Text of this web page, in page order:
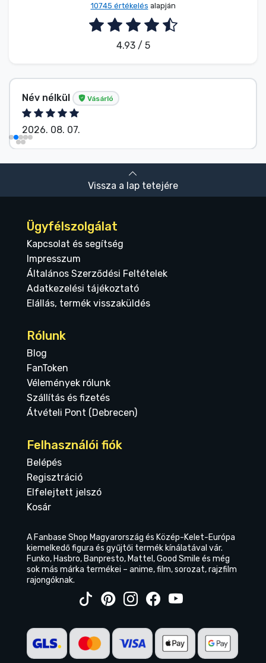
10745 értékelés alapján
4.93 / 5
Név nélkül Vásárló
2026. 08. 07.
Vissza a lap tetejére
Ügyfélszolgálat
Kapcsolat és segítség
Impresszum
Általános Szerződési Feltételek
Adatkezelési tájékoztató
Elállás, termék visszaküldés
Rólunk
Blog
FanToken
Vélemények rólunk
Szállítás és fizetés
Átvételi Pont (Debrecen)
Felhasználói fiók
Belépés
Regisztráció
Elfelejtett jelszó
Kosár
A Fanbase Shop Magyarország és Közép-Kelet-Európa
kiemelkedő figura és gyűjtői termék kínálatával vár.
Funko, Hasbro, Banpresto, Mattel, Good Smile és még
sok más márka termékei – anime, film, sorozat, rajzfilm
rajongóknak.